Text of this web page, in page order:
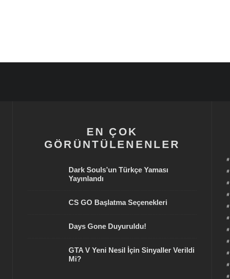
EN ÇOK
GÖRÜNTÜLENENLER
Dark Souls’un Türkçe Yaması
Yayınlandı
CS GO Başlatma Seçenekleri
Days Gone Duyuruldu!
GTA V Yeni Nesil İçin Sinyaller Verildi
Mi?